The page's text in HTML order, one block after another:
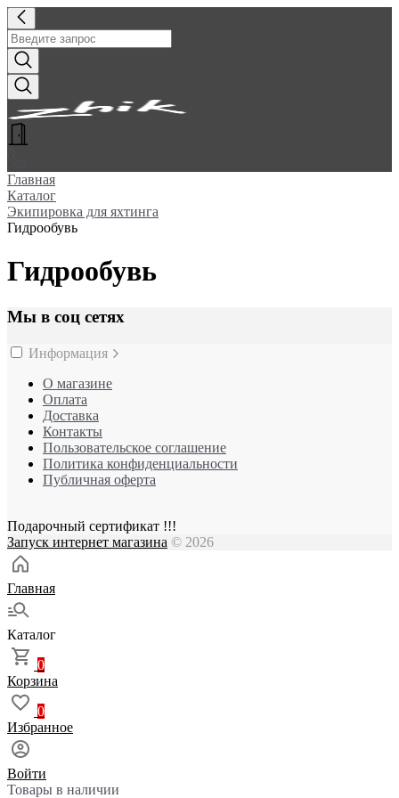
Главная
Каталог
Экипировка для яхтинга
Гидрообувь
Гидрообувь
Мы в соц сетях
Информация
О магазине
Оплата
Доставка
Контакты
Пользовательское соглашение
Политика конфиденциальности
Публичная оферта
Подарочный сертификат !!!
Запуск интернет магазина © 2026
Главная
Каталог
0
Корзина
0
Избранное
Войти
Товары в наличии